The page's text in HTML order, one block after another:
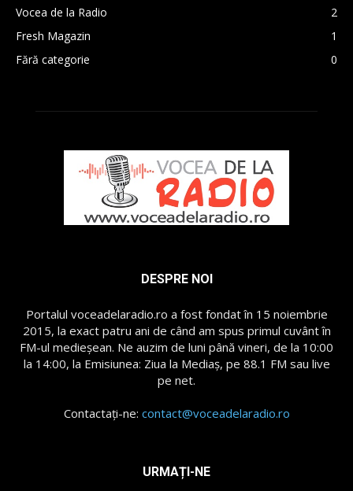
Vocea de la Radio
2
Fresh Magazin
1
Fără categorie
0
DESPRE NOI
Portalul voceadelaradio.ro a fost fondat în 15 noiembrie
2015, la exact patru ani de când am spus primul cuvânt în
FM-ul medieșean. Ne auzim de luni până vineri, de la 10:00
la 14:00, la Emisiunea: Ziua la Mediaș, pe 88.1 FM sau live
pe net.
Contactați-ne: contact@voceadelaradio.ro
URMAȚI-NE